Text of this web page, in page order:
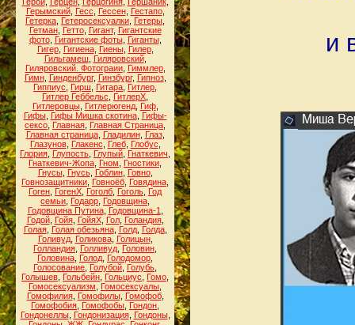
Герымский, Гесс Гессен, Гестапо,
Гетерка Гетеросексуалки Гетеры
Гетман, Гетто, Гигант, Гигантские
фото, Гигантские фоты, Гиганты,
Гигер, Гигиена, Гиены, Гилер,
Гильгамеш
Гиляровский,
Гиляровский. Фотограии, Гиммлер,
Гимн, Гинденбург, Гинзбург, Гипноз,
Гиппиус
Гирш Гитара Гитлер
Гитлер Геббельс
ГитлерХ
Гитлеровцы, Гитлерюгенд, Гиф,
Гифы, Гифы Мишка скотина, Гифы-
сексо Главная Главная Страница
Главная страница, Гладилин, Глаз,
Глазунов, Глакенс Глеб, Глобус
Глория Глупость Глупый Гнаткевич
Гнаткевич-Жопа Гном Гностики
Гнусы, Гнусь, Гоблин, Говно,
Говнозащитники Говноёб Говядина
Гоген ГогенХ Гоголб Гоголь Год
семьи Годарр Годовщина
Годовщина Путина, Годовщина-1
Годой, Гойя, ГойяХ, Гол, Голандия,
Голая, Голая обезьяна, Голд, Голда,
Голивуд, Голикова, Голицын,
Голландия Голливуд Головин
Головина Голод Голодомор
Голосование Голубой Голубь
Голышев Гольбейн Гольциус Гомо
Гомосексуализм
Гомосексуалы
Гомофилия, Гомофилы, Гомофоб,
Гомофобия Гомофобы Гондон
Гондонеллы, Гондонизация, Гондоны,
и